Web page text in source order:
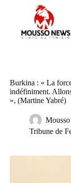
Burkina : « La
indéfiniment.
», (Martine Yabré)
Tribune de